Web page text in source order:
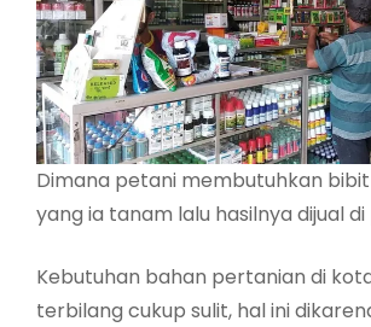
Dimana petani membutuhkan
yang ia tanam lalu hasilnya dijual di
Kebutuhan bahan pertanian di
terbilang cukup sulit, hal ini